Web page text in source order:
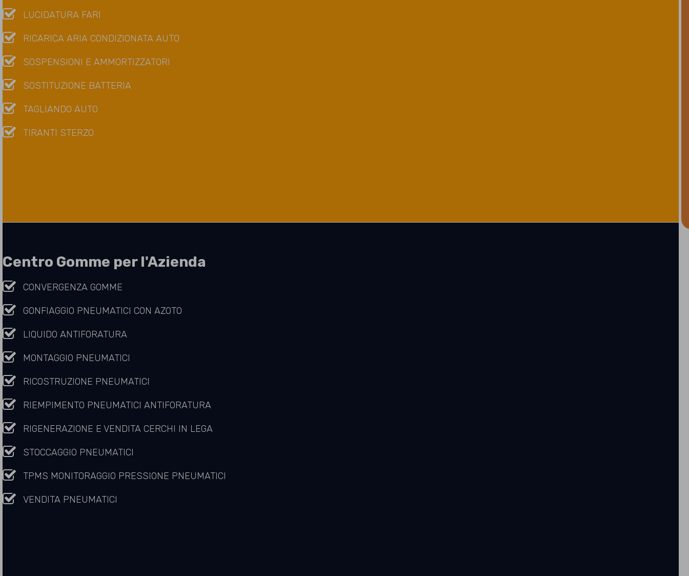
LUCIDATURA FARI
RICARICA ARIA CONDIZIONATA AUTO
SOSPENSIONI E AMMORTIZZATORI
SOSTITUZIONE BATTERIA
TAGLIANDO AUTO
TIRANTI STERZO
Centro Gomme per l'Azienda
CONVERGENZA GOMME
GONFIAGGIO PNEUMATICI CON AZOTO
LIQUIDO ANTIFORATURA
MONTAGGIO PNEUMATICI
RICOSTRUZIONE PNEUMATICI
RIEMPIMENTO PNEUMATICI ANTIFORATURA
RIGENERAZIONE E VENDITA CERCHI IN LEGA
STOCCAGGIO PNEUMATICI
TPMS MONITORAGGIO PRESSIONE PNEUMATICI
VENDITA PNEUMATICI